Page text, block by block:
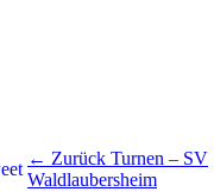
← Zurück
Beitrag:
Turnen – SV
Waldlaubersheim